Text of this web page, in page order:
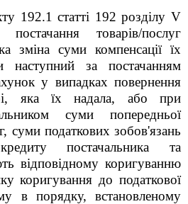
192.1 статті 192 розділу V
товарів/послуг
зміна суми компенсації їx
наступний за постачанням
у випадках повернення
яка їx надала, або при
суми попередньої
суми податкових зобов'язань
постачальника та
відповідному коригуванню
коригування до податкової
в порядку, встановленому